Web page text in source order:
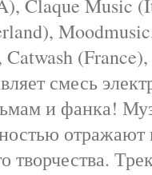
Claque Music
смесь
и фанка!
отражают
творчества.